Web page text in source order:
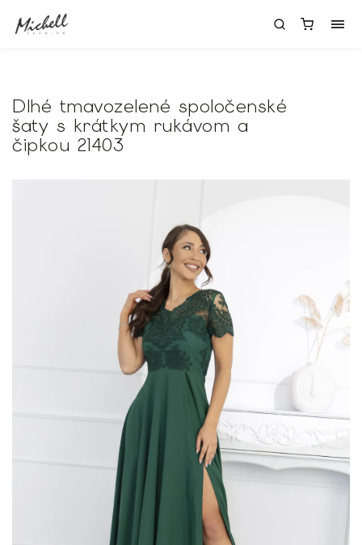
Dlhé tmavozelené spoločenské
šaty s krátkym rukávom a
čipkou 21403